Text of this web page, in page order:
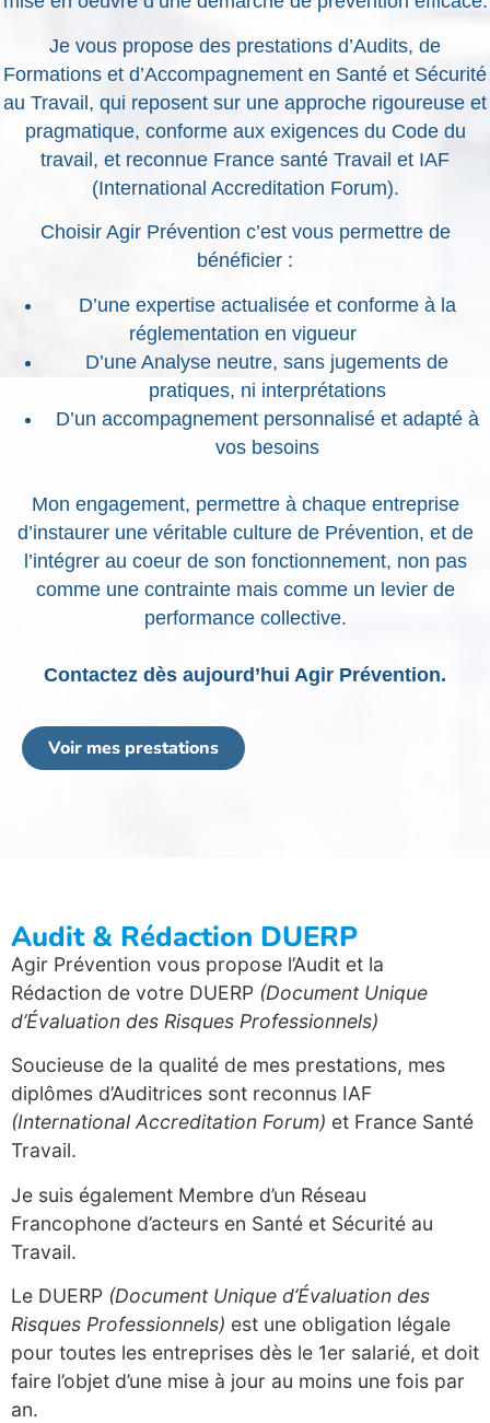
Je vous propose des prestations d’Audits, de
Formations et d’Accompagnement en Santé et Sécurité
au Travail, qui reposent sur une approche rigoureuse et
pragmatique, conforme aux exigences du Code du
travail, et reconnue France santé Travail et IAF
(International Accreditation Forum).
Choisir Agir Prévention c’est vous permettre de
bénéficier :
D’une expertise actualisée et conforme à la
réglementation en vigueur
D’une Analyse neutre, sans jugements de
pratiques, ni interprétations
D’un accompagnement personnalisé et adapté à
vos besoins
Mon engagement, permettre à chaque entreprise
d’instaurer une véritable culture de Prévention, et de
l’intégrer au coeur de son fonctionnement, non pas
comme une contrainte mais comme un levier de
performance collective.
Contactez dès aujourd’hui Agir Prévention.
Voir mes prestations
Audit & Rédaction DUERP
Agir Prévention vous propose l’Audit et la
Rédaction de votre DUERP (Document Unique
d’Évaluation des Risques Professionnels)
Soucieuse de la qualité de mes prestations, mes
diplômes d’Auditrices sont reconnus IAF
(International Accreditation Forum) et France Santé
Travail.
Je suis également Membre d’un Réseau
Francophone d’acteurs en Santé et Sécurité au
Travail.
Le DUERP (Document Unique d’Évaluation des
Risques Professionnels) est une obligation légale
pour toutes les entreprises dès le 1er salarié, et doit
faire l’objet d’une mise à jour au moins une fois par
an.